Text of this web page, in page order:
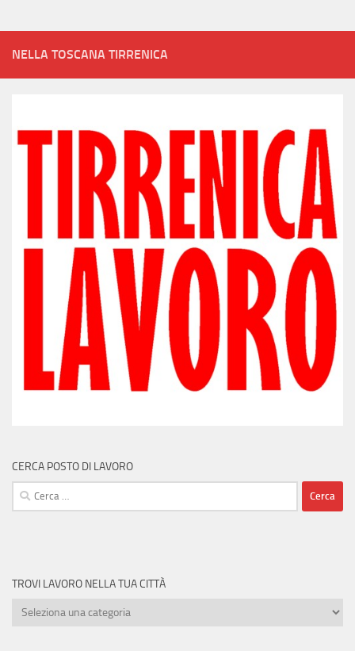
NELLA TOSCANA TIRRENICA
CERCA POSTO DI LAVORO
Ricerca
per:
TROVI LAVORO NELLA TUA CITTÀ
Trovi